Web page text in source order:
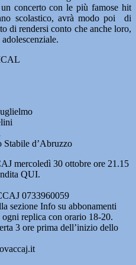
concerto con le più famose hit
scolastico, avrà modo poi di
di rendersi conto che anche loro,
Stabile d’Abruzzo
mercoledì 30 ottobre ore 21.15
QUI.
0733960059
sezione Info su abbonamenti
replica con orario 18-20.
3 ore prima dell’inizio dello